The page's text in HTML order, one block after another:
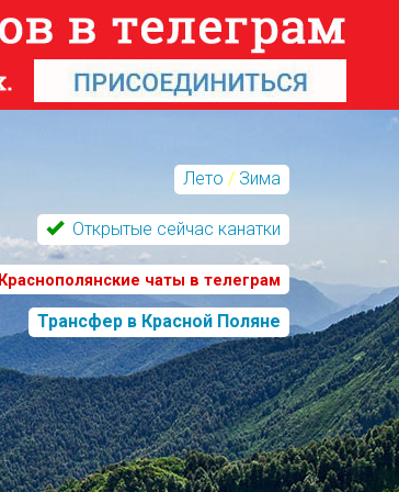
Лето / Зима
Открытые сейчас канатки
Краснополянские чаты в телеграм
Трансфер в Красной Поляне